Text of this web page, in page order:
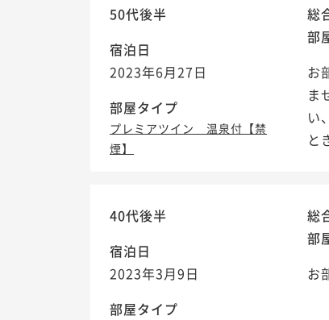
50代後半
宿泊日
2023年6月27日
部屋タイプ
プレミアツイン 温泉付【禁
煙】
総
部
お
ま
い
と
40代後半
宿泊日
2023年3月9日
部屋タイプ
総
部
お